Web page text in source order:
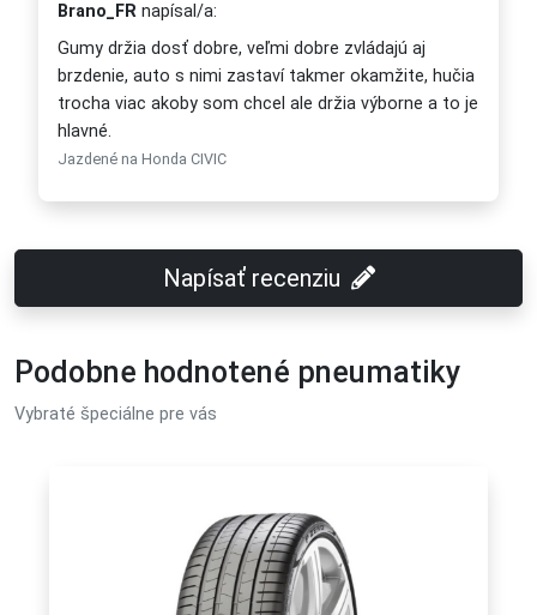
Brano_FR napísal/a:
Gumy držia dosť dobre, veľmi dobre zvládajú aj
brzdenie, auto s nimi zastaví takmer okamžite, hučia
trocha viac akoby som chcel ale držia výborne a to je
hlavné.
Jazdené na Honda CIVIC
Napísať recenziu
Podobne hodnotené pneumatiky
Vybraté špeciálne pre vás